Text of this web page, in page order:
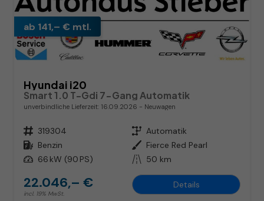
ab 141,– € mtl.
Hyundai i20
Smart 1.0 T-Gdi 7-Gang Automatik
unverbindliche Lieferzeit: 16.09.2026 Neuwagen
Fahrzeugnr. 319304 Getriebe Automatik
Kraftstoff Benzin Außenfarbe Fierce Red Pearl
Leistung 66 kW (90 PS) Kilometerstand 50 km
22.046,– €
incl. 19% MwSt.
Details